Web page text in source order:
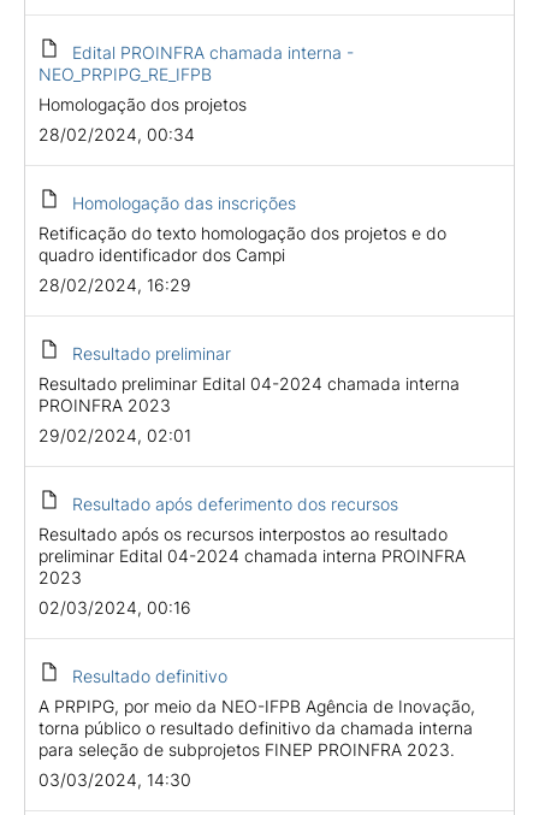
Edital PROINFRA chamada interna -
NEO_PRPIPG_RE_IFPB
Homologação dos projetos
28/02/2024, 00:34
Homologação das inscrições
Retificação do texto homologação dos projetos e do
quadro identificador dos Campi
28/02/2024, 16:29
Resultado preliminar
Resultado preliminar Edital 04-2024 chamada interna
PROINFRA 2023
29/02/2024, 02:01
Resultado após deferimento dos recursos
Resultado após os recursos interpostos ao resultado
preliminar Edital 04-2024 chamada interna PROINFRA
2023
02/03/2024, 00:16
Resultado definitivo
A PRPIPG, por meio da NEO-IFPB Agência de Inovação,
torna público o resultado definitivo da chamada interna
para seleção de subprojetos FINEP PROINFRA 2023.
03/03/2024, 14:30